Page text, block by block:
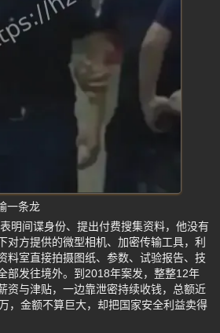
一条龙
明间谍身份、提出付费搜集资料，他没有
对方提供的微型相机、加密传输工具，利
料室直接拍摄图纸、参数、试验报告、技
部发往境外。到2018年案发，整整12年
资与津贴，一边靠泄密持续收钱，总额近
，金额不算巨大，却把国家安全利益卖得